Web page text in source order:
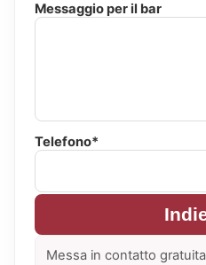
Messaggio per il bar
Telefono*
Messa in contatto